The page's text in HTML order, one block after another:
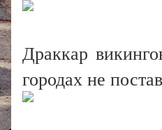
Драккар
городах не